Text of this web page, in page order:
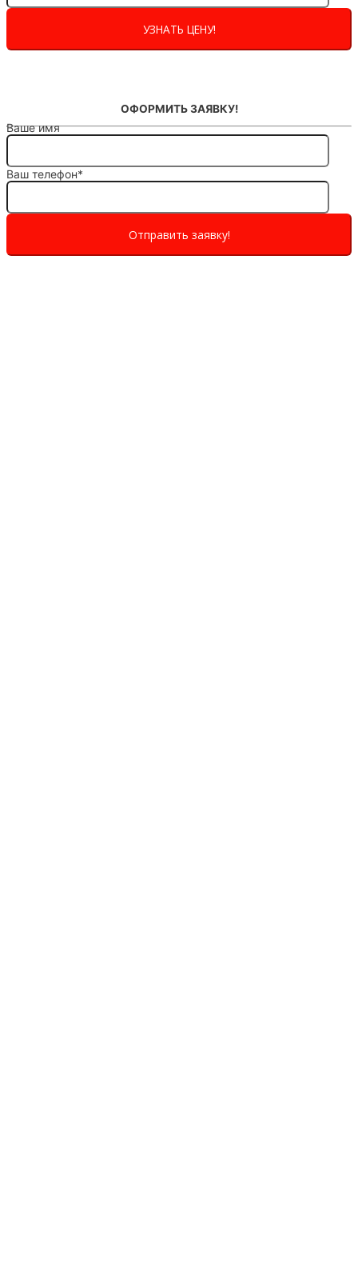
ОФОРМИТЬ ЗАЯВКУ!
Ваше имя
Ваш телефон*